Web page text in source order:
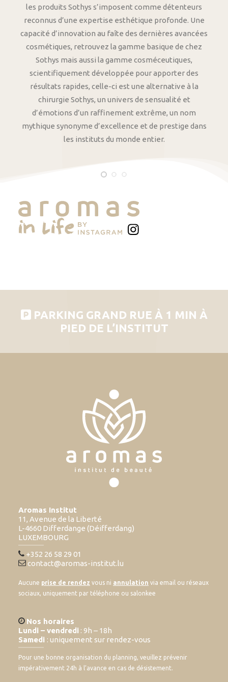
les produits Sothys s’imposent comme détenteurs
reconnus d’une expertise esthétique profonde. Une
capacité d’innovation au faîte des dernières avancées
cosmétiques, retrouvez la gamme basique de chez
Sothys mais aussi la gamme cosméceutiques,
scientifiquement développée pour apporter des
résultats rapides, celle-ci est une alternative à la
chirurgie Sothys, un univers de sensualité et
d’émotions d’un raffinement extrême, un nom
mythique synonyme d’excellence et de prestige dans
les instituts du monde entier.
PARKING GRAND RUE À 1 MIN À
PIED DE L’INSTITUT
Aromas Institut
11, Avenue de la Liberté
L-4660 Differdange (Déifferdang)
LUXEMBOURG
+352 26 58 29 01
contact@aromas-institut.lu
Aucune prise de rendez vous ni annulation via email ou réseaux
sociaux, uniquement par téléphone ou salonkee
Nos horaires
Lundi – vendredi : 9h – 18h
Samedi : uniquement sur rendez-vous
Pour une bonne organisation du planning, veuillez prévenir
impérativement 24h à l’avance en cas de désistement.